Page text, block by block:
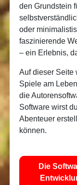
den Grundstein
oder
faszinierende
– ein Erlebnis,
Auf dieser Seite
Spiele am
die
Software wirst
Abenteuer
können.
Die